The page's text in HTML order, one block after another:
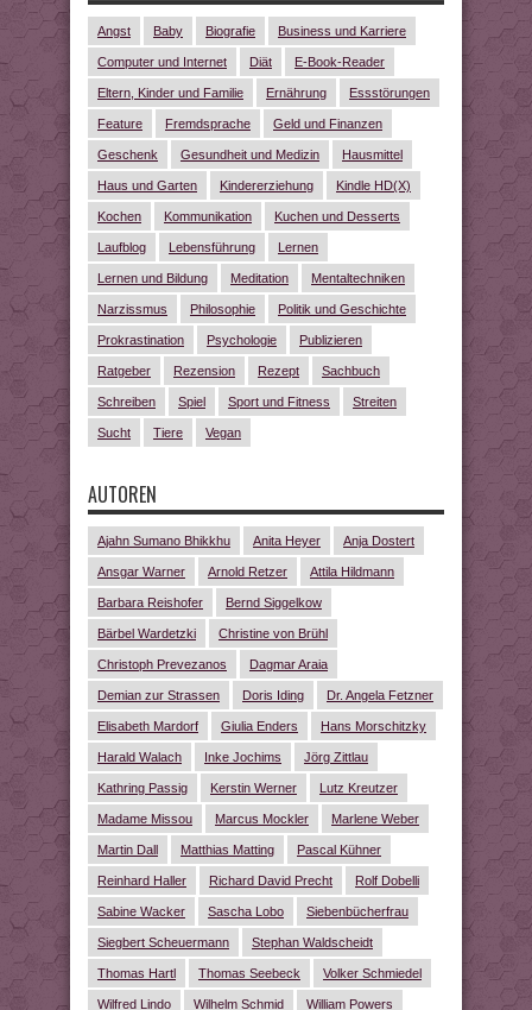
Angst Baby Biografie Business und Karriere
Computer und Internet Diät E-Book-Reader
Eltern, Kinder und Familie Ernährung Essstörungen
Feature Fremdsprache Geld und Finanzen
Geschenk Gesundheit und Medizin Hausmittel
Haus und Garten Kindererziehung Kindle HD(X)
Kochen Kommunikation Kuchen und Desserts
Laufblog Lebensführung Lernen
Lernen und Bildung Meditation Mentaltechniken
Narzissmus Philosophie Politik und Geschichte
Prokrastination Psychologie Publizieren
Ratgeber Rezension Rezept Sachbuch
Schreiben Spiel Sport und Fitness Streiten
Sucht Tiere Vegan
AUTOREN
Ajahn Sumano Bhikkhu Anita Heyer Anja Dostert
Ansgar Warner Arnold Retzer Attila Hildmann
Barbara Reishofer Bernd Siggelkow
Bärbel Wardetzki Christine von Brühl
Christoph Prevezanos Dagmar Araia
Demian zur Strassen Doris Iding Dr. Angela Fetzner
Elisabeth Mardorf Giulia Enders Hans Morschitzky
Harald Walach Inke Jochims Jörg Zittlau
Kathring Passig Kerstin Werner Lutz Kreutzer
Madame Missou Marcus Mockler Marlene Weber
Martin Dall Matthias Matting Pascal Kühner
Reinhard Haller Richard David Precht Rolf Dobelli
Sabine Wacker Sascha Lobo Siebenbücherfrau
Siegbert Scheuermann Stephan Waldscheidt
Thomas Hartl Thomas Seebeck Volker Schmiedel
Wilfred Lindo Wilhelm Schmid William Powers